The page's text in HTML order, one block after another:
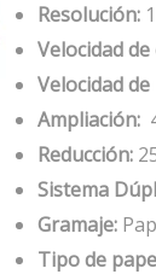
Resolución:
Velocidad
Velocidad
Ampliación:
Reducción:
Sistema
Gramaje:
Tipo de